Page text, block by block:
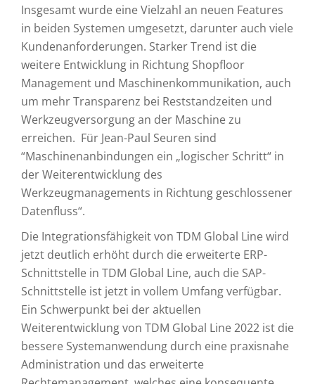
Insgesamt wurde eine Vielzahl an neuen Features
in beiden Systemen umgesetzt, darunter auch viele
Kundenanforderungen. Starker Trend ist die
weitere Entwicklung in Richtung Shopfloor
Management und Maschinenkommunikation, auch
um mehr Transparenz bei Reststandzeiten und
Werkzeugversorgung an der Maschine zu
erreichen. Für Jean-Paul Seuren sind
“Maschinenanbindungen ein „logischer Schritt“ in
der Weiterentwicklung des
Werkzeugmanagements in Richtung geschlossener
Datenfluss“.
Die Integrationsfähigkeit von TDM Global Line wird
jetzt deutlich erhöht durch die erweiterte ERP-
Schnittstelle in TDM Global Line, auch die SAP-
Schnittstelle ist jetzt in vollem Umfang verfügbar.
Ein Schwerpunkt bei der aktuellen
Weiterentwicklung von TDM Global Line 2022 ist die
bessere Systemanwendung durch eine praxisnahe
Administration und das erweiterte